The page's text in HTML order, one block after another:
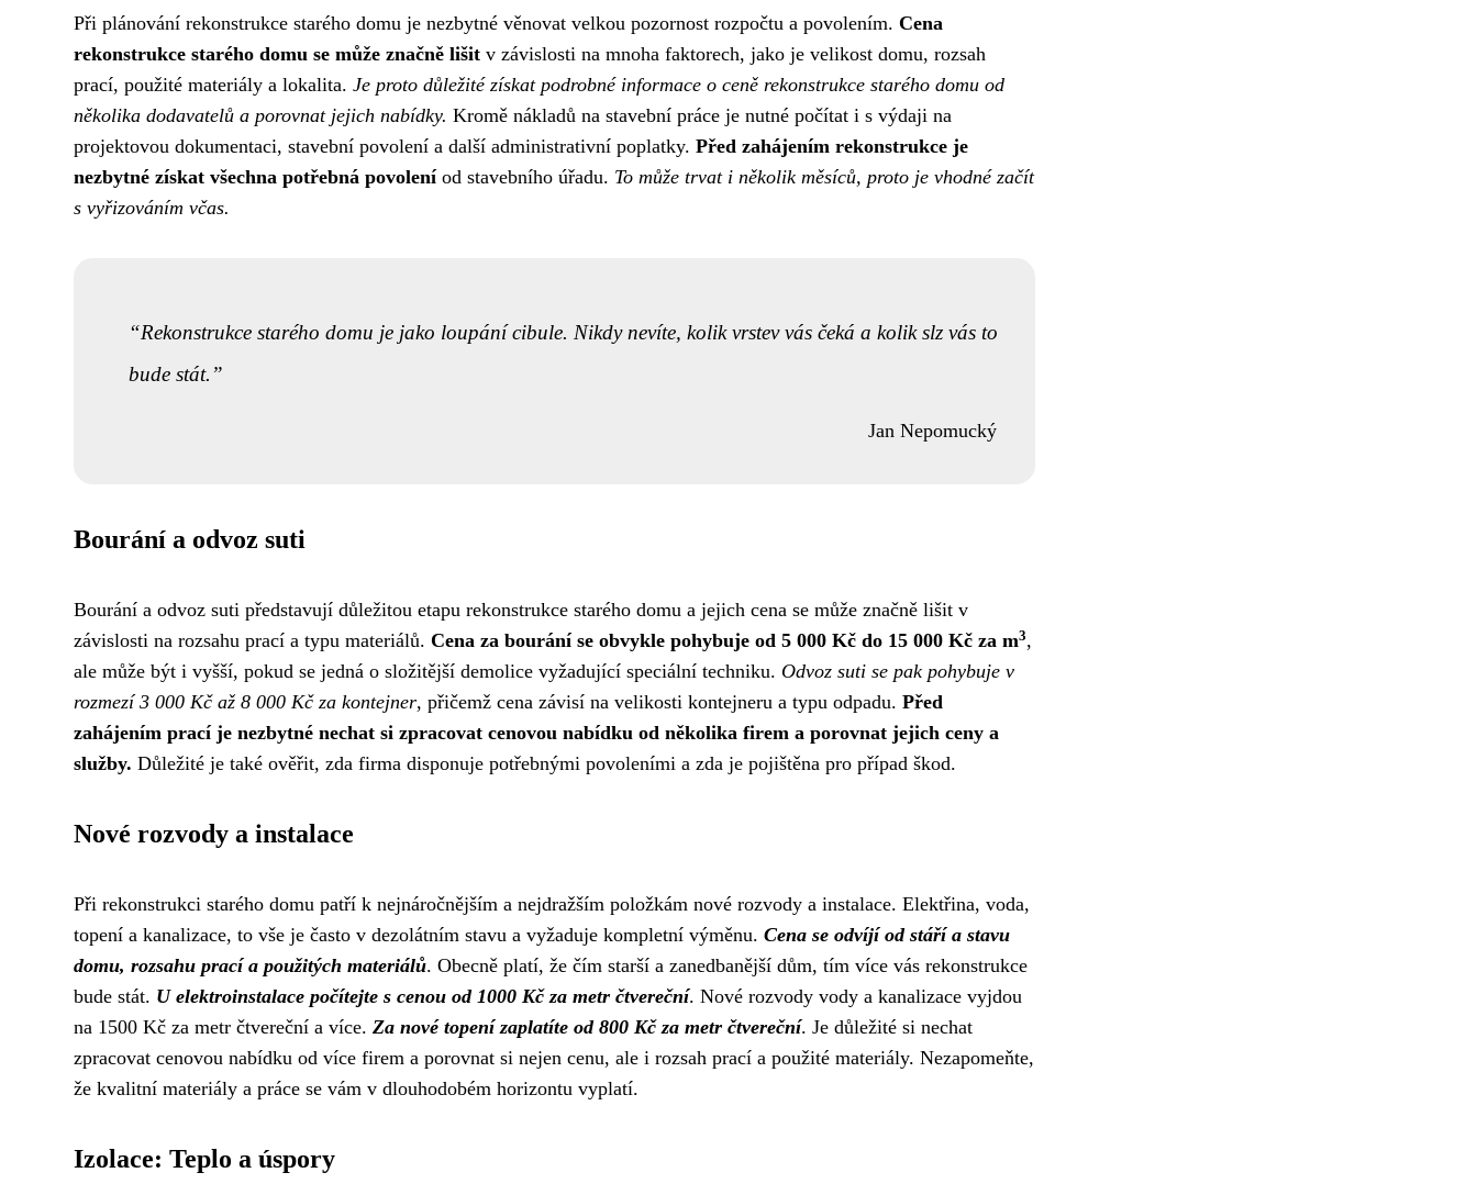
Při plánování rekonstrukce starého domu je nezbytné věnovat velkou pozornost rozpočtu a povolením. Cena
rekonstrukce starého domu se může značně lišit v závislosti na mnoha faktorech, jako je velikost domu, rozsah
prací, použité materiály a lokalita. Je proto důležité získat podrobné informace o ceně rekonstrukce starého domu od
několika dodavatelů a porovnat jejich nabídky. Kromě nákladů na stavební práce je nutné počítat i s výdaji na
projektovou dokumentaci, stavební povolení a další administrativní poplatky. Před zahájením rekonstrukce je
nezbytné získat všechna potřebná povoleníod stavebního úřadu. To může trvat i několik měsíců, proto je vhodné začít
s vyřizováním včas.
Rekonstrukce starého domu je jako loupání cibule. Nikdy nevíte, kolik vrstev vás čeká a kolik slz vás to
bude stát.
Jan Nepomucký
Bourání a odvoz suti
Bourání a odvoz suti představují důležitou etapu rekonstrukce starého domu a jejich cena se může značně lišit v
závislosti na rozsahu prací a typu materiálů. Cena za bourání se obvykle pohybuje od 5 000 Kč do 15 000 Kč za m3,
ale může být i vyšší, pokud se jedná o složitější demolice vyžadující speciální techniku. Odvoz suti se pak pohybuje v
rozmezí 3 000 Kč až 8 000 Kč za kontejner, přičemž cena závisí na velikosti kontejneru a typu odpadu. Před
zahájením prací je nezbytné nechat si zpracovat cenovou nabídku od několika firem a porovnat jejich ceny a
služby. Důležité je také ověřit, zda firma disponuje potřebnými povoleními a zda je pojištěna pro případ škod.
Nové rozvody a instalace
Při rekonstrukci starého domu patří k nejnáročnějším a nejdražším položkám nové rozvody a instalace. Elektřina, voda,
topení a kanalizace, to vše je často v dezolátním stavu a vyžaduje kompletní výměnu. Cena se odvíjí od stáří a stavu
domu, rozsahu prací a použitých materiálů. Obecně platí, že čím starší a zanedbanější dům, tím více vás rekonstrukce
bude stát. U elektroinstalace počítejte s cenou od 1000 Kč za metr čtvereční. Nové rozvody vody a kanalizace vyjdou
na 1500 Kč za metr čtvereční a více. Za nové topení zaplatíte od 800 Kč za metr čtvereční. Je důležité si nechat
zpracovat cenovou nabídku od více firem a porovnat si nejen cenu, ale i rozsah prací a použité materiály. Nezapomeňte,
že kvalitní materiály a práce se vám v dlouhodobém horizontu vyplatí.
Izolace: Teplo a úspory